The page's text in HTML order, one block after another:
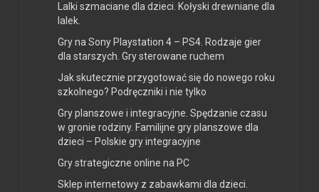
Lalki szmaciane dla dzieci. Kołyski drewniane dla
lalek.
Gry na Sony Playstation 4 – PS4. Rodzaje gier
dla starszych. Gry sterowane ruchem
Jak skutecznie przygotować się do nowego roku
szkolnego? Podręczniki i nie tylko
Gry planszowe i integracyjne. Spędzanie czasu
w gronie rodziny. Familijne gry planszowe dla
dzieci – Polskie gry integracyjne
Gry strategiczne online na PC
Sklep internetowy z zabawkami dla dzieci.